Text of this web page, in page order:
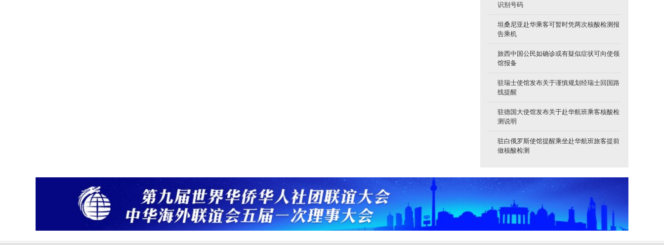
识别号码
坦桑尼亚赴华乘客可暂时凭两次核酸检测报
告乘机
旅西中国公民如确诊或有疑似症状可向使领
馆报备
驻瑞士使馆发布关于谨慎规划经瑞士回国路
线提醒
驻德国大使馆发布关于赴华航班乘客核酸检
测说明
驻白俄罗斯使馆提醒乘坐赴华航班旅客提前
做核酸检测